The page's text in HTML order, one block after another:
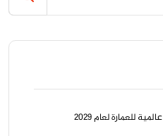
للعمارة لعام 2029